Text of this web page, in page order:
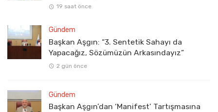
19 saat önce
Gündem
Başkan Aşgın: “3. Sentetik Sahayı da
Yapacağız, Sözümüzün Arkasındayız”
2 gün önce
Gündem
Başkan Aşgın’dan ‘Manifest’ Tartışmasına